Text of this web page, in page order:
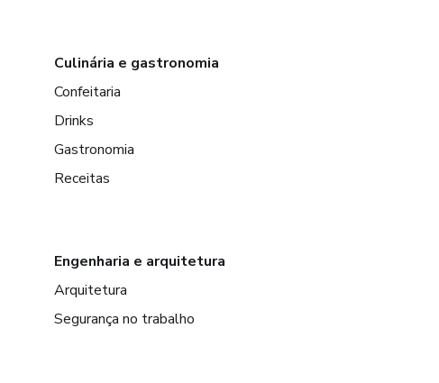
Culinária e gastronomia
Confeitaria
Drinks
Gastronomia
Receitas
Engenharia e arquitetura
Arquitetura
Segurança no trabalho